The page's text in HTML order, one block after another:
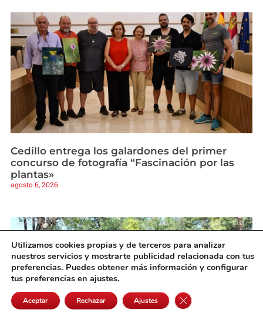
Cedillo entrega los galardones del primer
concurso de fotografía “Fascinación por las
plantas»
agosto 6, 2026
Utilizamos cookies propias y de terceros para analizar
nuestros servicios y mostrarte publicidad relacionada con tus
preferencias. Puedes obtener más información y configurar
tus preferencias en ajustes.
Aceptar Rechazar Ajustes Cerrar el banner de